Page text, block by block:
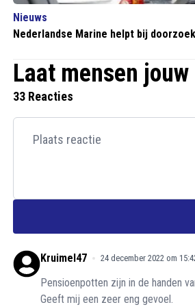
Nieuws
Nederlandse Marine helpt bij
Laat mensen
33 Reacties
Kruimel47 24 december 2022 om
Pensioenpotten zijn in de handen
Geeft mij een zeer eng gevoel.